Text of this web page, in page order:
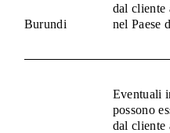
Burundi
dal cliente
nel Paese
Eventuali
possono
dal cliente